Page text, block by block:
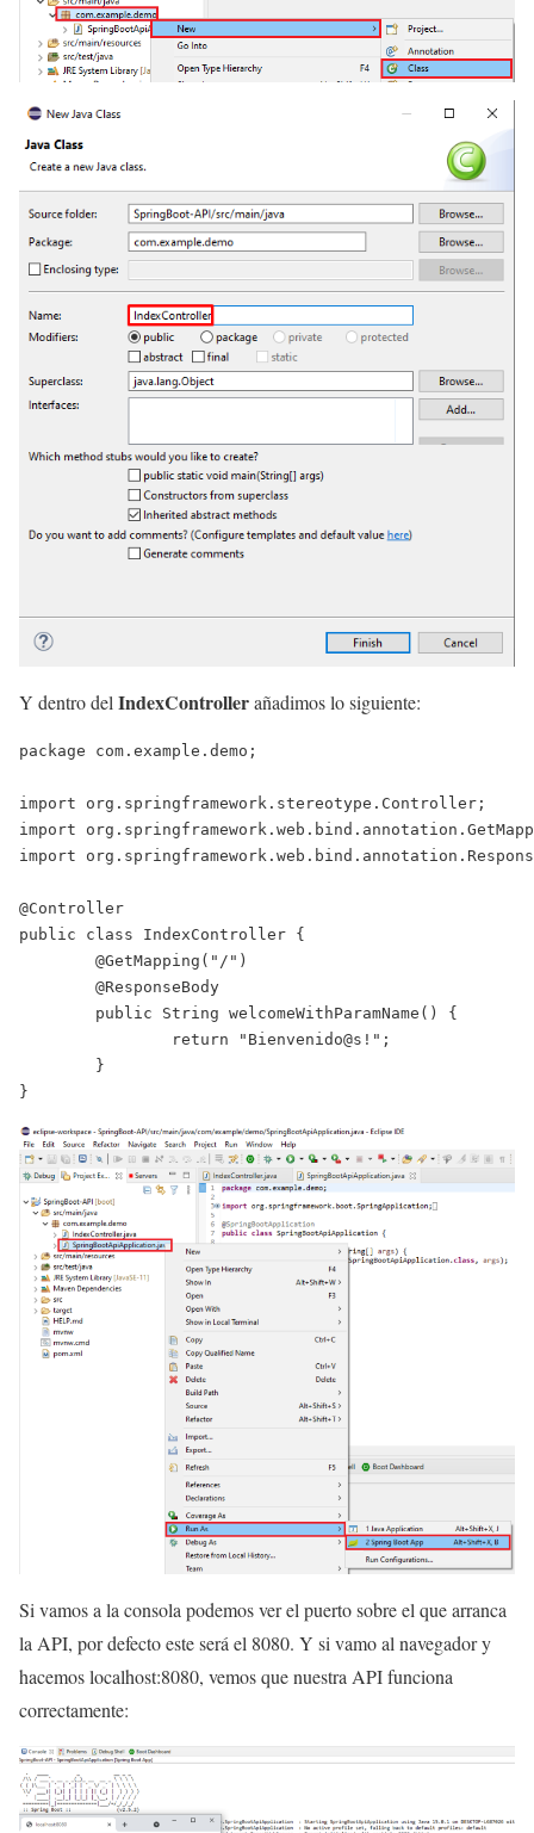
Y dentro delIndexControllerañadimos lo siguiente:
package com.example.demo;
import org.springframework.stereotype.Controller;
import
import
@Controller
public class IndexController {
Si vamos a la consola podemos ver el puerto sobre el que arranca
la API, por defecto este será el 8080. Y si vamo al navegador y
hacemos localhost:8080, vemos que nuestra API funciona
correctamente: